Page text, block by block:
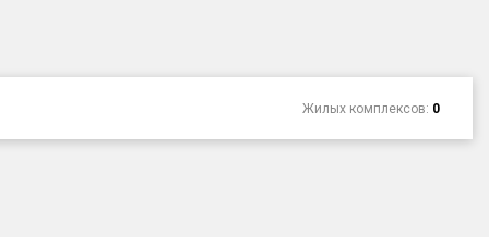
Жилых комплексов: 0